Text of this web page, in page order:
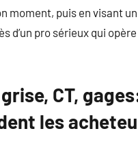
moment, puis en visant
d’un pro sérieux qui
CT,
les